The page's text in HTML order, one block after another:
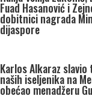
Fuad Hasanović i
dobitnici nagrada
dijaspore
Karlos Alkaraz
naših iseljenika na
obećao menadžeru